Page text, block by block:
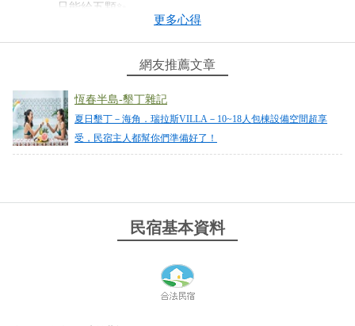
只能給五顆✨
很棒的住宿體驗，老闆介紹設備跟使用方式很詳細，
我們一群人玩的很開心，離開前還很熱情幫我們全體
拍照～ 覺得很推～離夜市、全聯、便利商店都不會很
老闆很親切~Line回覆速度很快，有問題和一些小需
更多心得
網友推薦文章
恆春半島-墾丁雜記
夏日墾丁－海角．瑞拉斯VILLA－10~18人包棟設備空間超享
受，民宿主人都幫你們準備好了！
民宿基本資料